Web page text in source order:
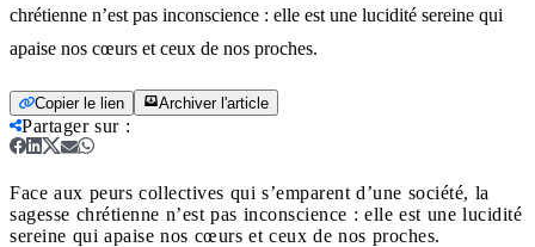
chrétienne n’est pas inconscience : elle est une lucidité sereine qui
apaise nos cœurs et ceux de nos proches.
Copier le lien Archiver l'article
Partager sur:
Face aux peurs collectives qui s’emparent d’une société, la
sagesse chrétienne n’est pas inconscience : elle est une lucidité
sereine qui apaise nos cœurs et ceux de nos proches.